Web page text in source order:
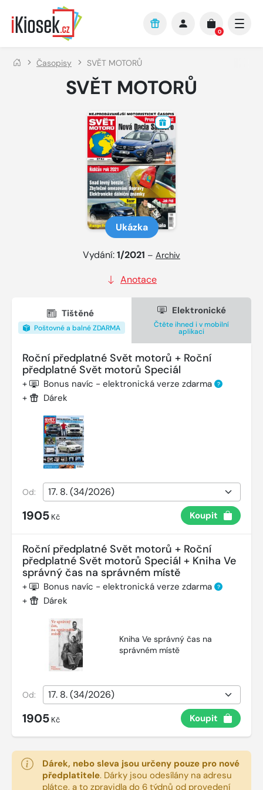
Přejít na hlavní obsah
0
Časopisy SVĚT MOTORŮ
SVĚT MOTORŮ
Ukázka
Vydání:1/2021 – Archiv
Anotace
Tištěné
Poštovné a balné ZDARMA
Elektronické
Čtěte ihned i v mobilní
aplikaci
Roční předplatné Svět motorů + Roční
předplatné Svět motorů Speciál
+ Bonus navíc - elektronická verze zdarma ?
+ Dárek
Od:
1905 Kč Koupit
Roční předplatné Svět motorů + Roční
předplatné Svět motorů Speciál + Kniha Ve
správný čas na správném místě
+ Bonus navíc - elektronická verze zdarma ?
+ Dárek
Kniha Ve správný čas na
správném místě
Od:
1905 Kč Koupit
Dárek, nebo sleva jsou určeny pouze pro nové
předplatitele. Dárky jsou odesílány na adresu
plátce, a to zpravidla do 6 týdnů od provedení